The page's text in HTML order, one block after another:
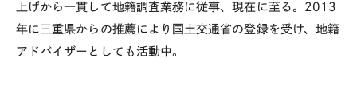
上げから一貫して地籍調査業務に従事、現在に至る。2013
年に三重県からの推薦により国土交通省の登録を受け、地籍
アドバイザーとしても活動中。